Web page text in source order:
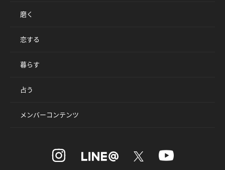
磨く
恋する
暮らす
占う
メンバーコンテンツ